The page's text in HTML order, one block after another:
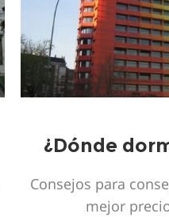
¿Dónde
Consejos para
mejor